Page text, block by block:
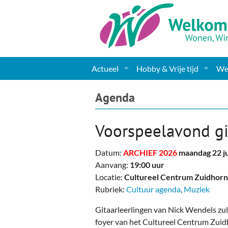
Actueel
Nieuws
Gemeente informatie
Dorpen
Woningaanbod
Columns & Redactioneel
Foto-pagina
Hobby & Vrije tijd
Kunst
Muziek
Toerisme & Musea
Podia & Dorpshuizen
Agenda
Voorspeelavond
Datum: ARCHIEF 2026 maandag 22
Aanvang: 19:00 uur
Locatie: Cultureel Centrum Zuidhorn
Rubriek: Cultuur agenda, Muziek
Gitaarleerlingen van Nick Wendels
foyer van het Cultureel Centrum